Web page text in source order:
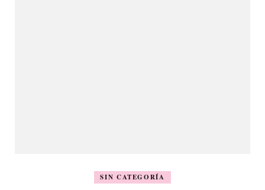
SIN CATEGORÍA